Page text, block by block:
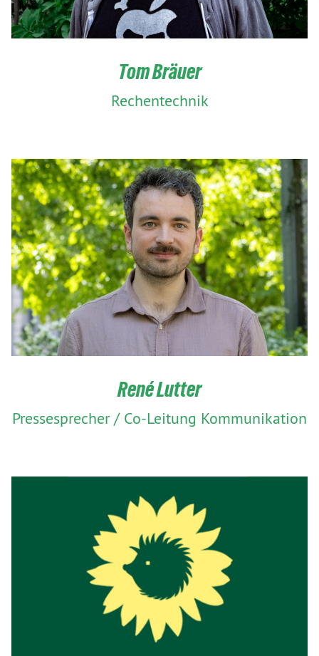
Tom Bräuer
Rechentechnik
René Lutter
Pressesprecher / Co-Leitung Kommunikation